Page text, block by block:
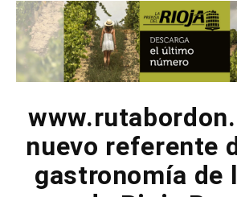
nuevo referente
gastronomía de